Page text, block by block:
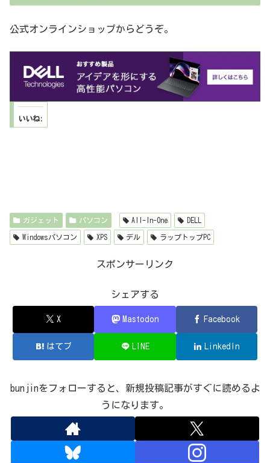
公式オンラインショップからどうぞ。
いいね:
ガジェット パソコン All-In-One DELL
Windowsパソコン XPS デル ラップトップPC
スポンサーリンク
シェアする
X Mastodon Facebook
はてブ LINE LinkedIn
bunjinをフォローすると、新規投稿記事がすぐに読めるよ
うになります。